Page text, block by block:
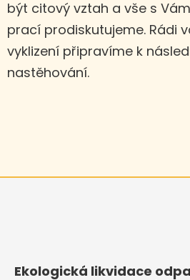
být citový vztah a vše s
prací prodiskutujeme. Rádi
vyklizení připravíme k
nastěhování.
Ekologická likvidace